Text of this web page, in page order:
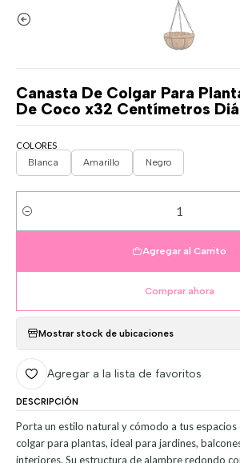
Canasta De Colgar Para
De Coco x32 Centímetros
COLORES
Blanca Amarillo Negro
Cantidad
Agregar al Carrito
Comprar ahora
Mostrar stock de ubicaciones
Agregar a la lista de favoritos
DESCRIPCIÓN
Porta un estilo natural y cómodo a tus espacios
colgar para plantas, ideal para jardines,
interiores. Su estructura de alambre redondo